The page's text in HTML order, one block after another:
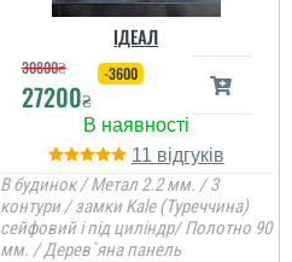
ІДЕАЛ
30800₴
27200₴
-3600
11
В будинок / Метал 2.2 мм. / 3
контури / замки Kale (Туреччина)
сейфовий і під циліндр/ Полотно 90
мм. / Дерев`яна панель